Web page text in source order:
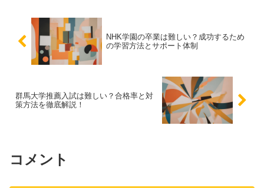
NHK学園の卒業は難しい？成功するため
の学習方法とサポート体制
群馬大学推薦入試は難しい？合格率と対
策方法を徹底解説！
コメント